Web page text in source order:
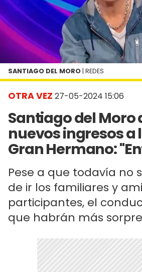
OTRA VEZ 27-05-2024 15:06
Santiago del Moro
nuevos ingresos a
Gran Hermano:
Pese a que todavía no
de ir los familiares y
participantes, el
que habrán más
SANTIAGO DEL MORO | REDES